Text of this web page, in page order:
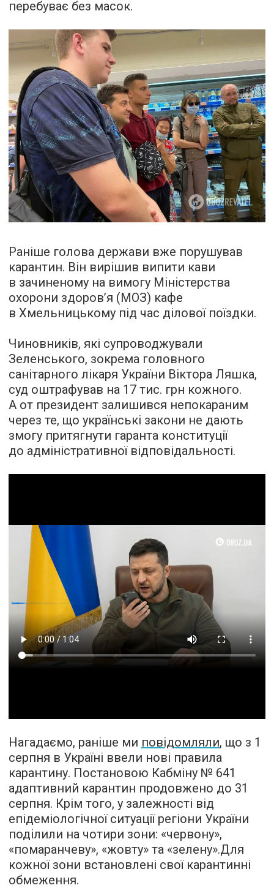
перебуває без масок.
Раніше голова держави вже порушував
карантин. Він вирішив випити кави
в зачиненому на вимогу Міністерства
охорони здоров’я (МОЗ) кафе
в Хмельницькому під час ділової поїздки.
Чиновників, які супроводжували
Зеленського, зокрема головного
санітарного лікаря України Віктора Ляшка,
суд оштрафував на 17 тис. грн кожного.
А от президент залишився непокараним
через те, що українські закони не дають
змогу притягнути гаранта конституції
до адміністративної відповідальності.
Нагадаємо, раніше ми повідомляли, що з 1
серпня в Україні ввели нові правила
карантину. Постановою Кабміну № 641
адаптивний карантин продовжено до 31
серпня. Крім того, у залежності від
епідеміологічної ситуації регіони України
поділили на чотири зони: «червону»,
«помаранчеву», «жовту» та «зелену».Для
кожної зони встановлені свої карантинні
обмеження.